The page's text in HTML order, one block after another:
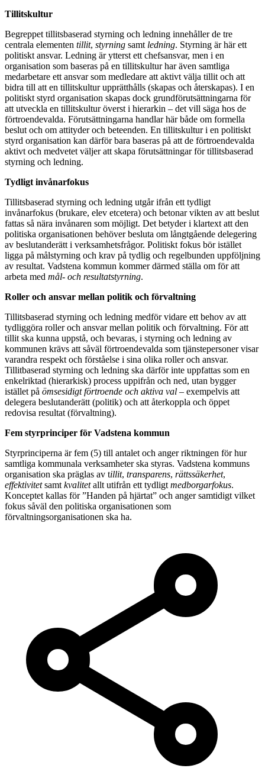
Tillitskultur
Begreppet tillitsbaserad styrning och ledning innehåller de tre
centrala elementen tillit, styrning samt ledning. Styrning är här ett
politiskt ansvar. Ledning är ytterst ett chefsansvar, men i en
organisation som baseras på en tillitskultur har även samtliga
medarbetare ett ansvar som medledare att aktivt välja tillit och att
bidra till att en tillitskultur upprätthålls (skapas och återskapas). I en
politiskt styrd organisation skapas dock grundförutsättningarna för
att utveckla en tillitskultur överst i hierarkin – det vill säga hos de
förtroendevalda. Förutsättningarna handlar här både om formella
beslut och om attityder och beteenden. En tillitskultur i en politiskt
styrd organisation kan därför bara baseras på att de förtroendevalda
aktivt och medvetet väljer att skapa förutsättningar för tillitsbaserad
styrning och ledning.
Tydligt invånarfokus
Tillitsbaserad styrning och ledning utgår ifrån ett tydligt
invånarfokus (brukare, elev etcetera) och betonar vikten av att beslut
fattas så nära invånaren som möjligt. Det betyder i klartext att den
politiska organisationen behöver besluta om långtgående delegering
av beslutanderätt i verksamhetsfrågor. Politiskt fokus bör istället
ligga på målstyrning och krav på tydlig och regelbunden uppföljning
av resultat. Vadstena kommun kommer därmed ställa om för att
arbeta med mål- och resultatstyrning.
Roller och ansvar mellan politik och förvaltning
Tillitsbaserad styrning och ledning medför vidare ett behov av att
tydliggöra roller och ansvar mellan politik och förvaltning. För att
tillit ska kunna uppstå, och bevaras, i styrning och ledning av
kommunen krävs att såväl förtroendevalda som tjänstepersoner visar
varandra respekt och förståelse i sina olika roller och ansvar.
Tillitbaserad styrning och ledning ska därför inte uppfattas som en
enkelriktad (hierarkisk) process uppifrån och ned, utan bygger
istället på ömsesidigt förtroende och aktiva val – exempelvis att
delegera beslutanderätt (politik) och att återkoppla och öppet
redovisa resultat (förvaltning).
Fem styrprinciper för Vadstena kommun
Styrprinciperna är fem (5) till antalet och anger riktningen för hur
samtliga kommunala verksamheter ska styras. Vadstena kommuns
organisation ska präglas av tillit, transparens, rättssäkerhet,
effektivitetsamt kvalitetallt utifrån ett tydligt medborgarfokus.
Konceptet kallas för ”Handen på hjärtat” och anger samtidigt vilket
fokus såväl den politiska organisationen som
förvaltningsorganisationen ska ha.